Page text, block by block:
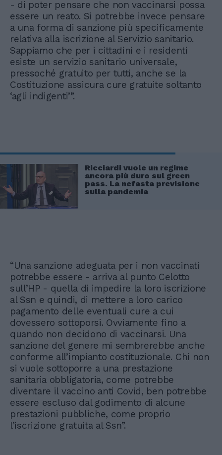
- di poter pensare che non vaccinarsi possa
essere un reato. Si potrebbe invece pensare
a una forma di sanzione più specificamente
relativa alla iscrizione al Servizio sanitario.
Sappiamo che per i cittadini e i residenti
esiste un servizio sanitario universale,
pressoché gratuito per tutti, anche se la
Costituzione assicura cure gratuite soltanto
‘agli indigenti’”.
Ricciardi vuole un regime
ancora più duro sul green
pass. La nefasta previsione
sulla pandemia
“Una sanzione adeguata per i non vaccinati
potrebbe essere - arriva al punto Celotto
sull’HP - quella di impedire la loro iscrizione
al Ssn e quindi, di mettere a loro carico
pagamento delle eventuali cure a cui
dovessero sottoporsi. Ovviamente fino a
quando non decidono di vaccinarsi. Una
sanzione del genere mi sembrerebbe anche
conforme all’impianto costituzionale. Chi non
si vuole sottoporre a una prestazione
sanitaria obbligatoria, come potrebbe
diventare il vaccino anti Covid, ben potrebbe
essere escluso dal godimento di alcune
prestazioni pubbliche, come proprio
l’iscrizione gratuita al Ssn”.